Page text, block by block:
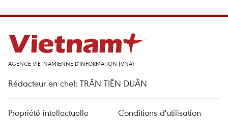
AGENCE VIETNAMIENNE D'INFORMATION (VNA)
Rédacteur en chef: TRÂN TIÊN DUÂN
Propriété intellectuelle
Conditions d'utilisation